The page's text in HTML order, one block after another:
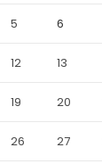
5 6
12 13
19 20
26 27